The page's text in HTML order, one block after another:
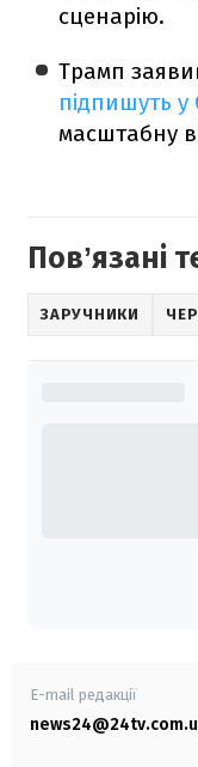
сценарію.
Трамп
підпишуть у
масштабну
Повʼязані
ЗАРУЧНИКИ
E-mail редакції